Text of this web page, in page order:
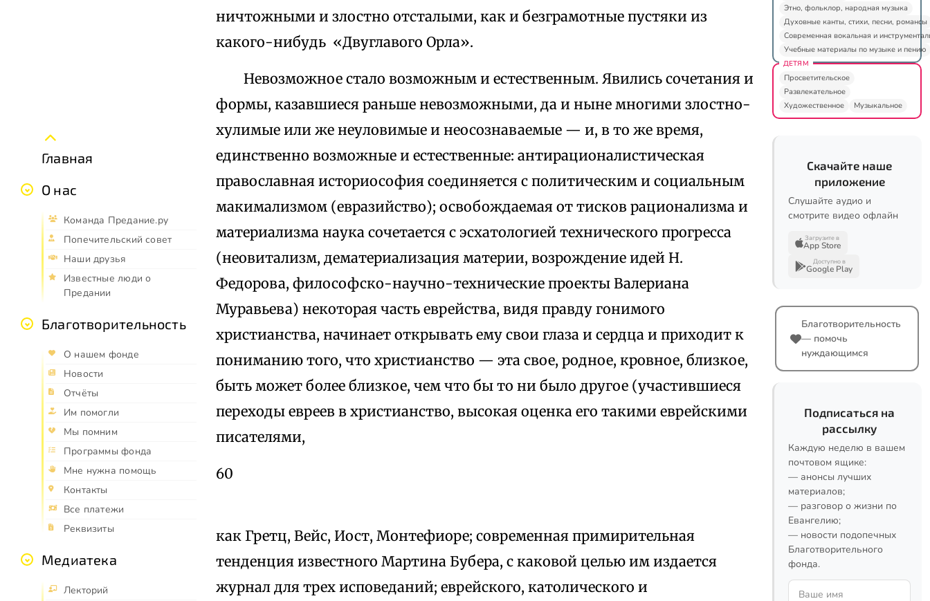
Главная
О нас
Команда Предание.ру
Попечительский совет
Наши друзья
Известные люди о
Предании
Благотворительность
О нашем фонде
Новости
Отчёты
Им помогли
Мы помним
Программы фонда
Мне нужна помощь
Контакты
Все платежи
Реквизиты
Медиатека
Лекторий
ничтожными и злостно отсталыми, как и безграмотные пустяки из
какого-нибудь «Двуглавого Орла».
Невозможное стало возможным и естественным. Явились сочетания и
формы, казавшиеся раньше невозможными, да и ныне многими злостно-
хулимые или же неуловимые и неосознаваемые — и, в то же время,
единственно возможные и естественные: антирационалистическая
православная историософия соединяется с политическим и социальным
макимализмом (евразийство); освобождаемая от тисков рационализма и
материализма наука сочетается с эсхатологией технического прогресса
(неовитализм, дематериализация материи, возрождение идей Н.
Федорова, философско-научно-технические проекты Валериана
Муравьева) некоторая часть еврейства, видя правду гонимого
христианства, начинает открывать ему свои глаза и сердца и приходит к
пониманию того, что христианство — эта свое, родное, кровное, близкое,
быть может более близкое, чем что бы то ни было другое (участившиеся
переходы евреев в христианство, высокая оценка его такими еврейскими
писателями,
60
как Гретц, Вейс, Иост, Монтефиоре; современная примирительная
тенденция известного Мартина Бубера, с каковой целью им издается
журнал для трех исповеданий; еврейского, католического и
Этно, фольклор, народная музыка
Духовные канты, стихи, песни, романсы
Современная вокальная и
Учебные материалы по музыке и пению
ДЕТЯМ
Просветительское
Развлекательное
Художественное
Музыкальное
Скачайте наше
приложение
Слушайте аудио и
смотрите видео офлайн
Загрузите в
App Store
Доступно в
Google Play
Благотворительность
— помочь
нуждающимся
Подписаться на
рассылку
Каждую неделю в вашем
почтовом ящике:
— анонсы лучших
материалов;
— разговор о жизни по
Евангелию;
— новости подопечных
Благотворительного
фонда.